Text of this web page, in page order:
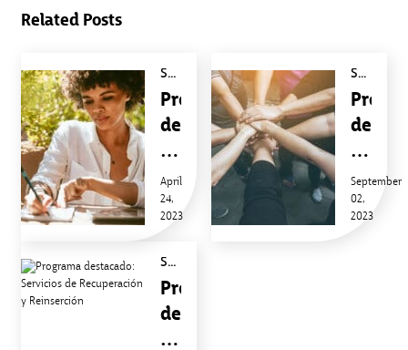
Related Posts
SERIE DE VÍDEOS DEL PROGRAMA
Programa
destacado:
Empleo
con
Apoyo
April
24,
2023
SERIE DE VÍDEOS DEL PROGRAMA
de
September
02,
2023
SERIE DE VÍDEOS DEL PROGRAMA
Programa
destacado:
Servicios